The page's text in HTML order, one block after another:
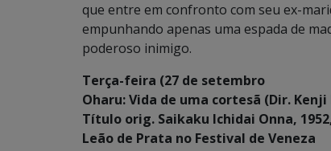
que entre em confronto com seu ex-
empunhando apenas uma espada de
poderoso inimigo.
Terça-feira (27 de setembro
Oharu: Vida de uma cortesã (Dir.
Título orig. Saikaku Ichidai Onna,
Leão de Prata no Festival de Veneza